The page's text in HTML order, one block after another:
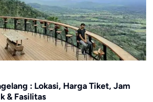
: Lokasi, Harga Tiket, Jam
& Fasilitas